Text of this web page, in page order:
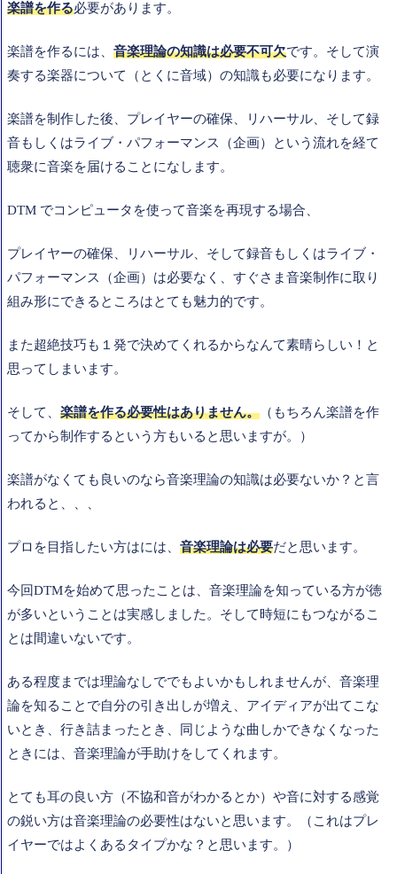
楽譜を作る必要があります。
楽譜を作るには、 音楽理論の知識は必要不可欠です。そして演
奏する楽器について（とくに音域）の知識も必要になります。
楽譜を制作した後、プレイヤーの確保、リハーサル、そして録
音もしくはライブ・パフォーマンス（企画）という流れを経て
聴衆に音楽を届けることになします。
DTM でコンピュータを使って音楽を再現する場合、
プレイヤーの確保、リハーサル、そして録音もしくはライブ・
パフォーマンス（企画）は必要なく、すぐさま音楽制作に取り
組み形にできるところはとても魅力的です。
また超絶技巧も１発で決めてくれるからなんて素晴らしい！と
思ってしまいます。
そして、 楽譜を作る必要性はありません。 （もちろん楽譜を作
ってから制作するという方もいると思いますが。）
楽譜がなくても良いのなら音楽理論の知識は必要ないか？と言
われると、、、
プロを目指したい方はには、 音楽理論は必要だと思います。
今回DTMを始めて思ったことは、音楽理論を知っている方が徳
が多いということは実感しました。そして時短にもつながるこ
とは間違いないです。
ある程度までは理論なしででもよいかもしれませんが、音楽理
論を知ることで自分の引き出しが増え、アイディアが出てこな
いとき、行き詰まったとき、同じような曲しかできなくなった
ときには、音楽理論が手助けをしてくれます。
とても耳の良い方（不協和音がわかるとか）や音に対する感覚
の鋭い方は音楽理論の必要性はないと思います。（これはプレ
イヤーではよくあるタイプかな？と思います。）